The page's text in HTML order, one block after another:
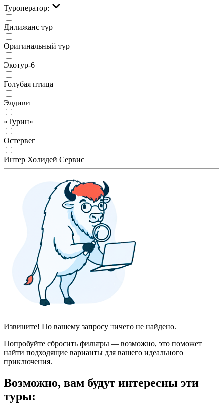
Туроператор:
Дилижанс тур
Оригинальный тур
Экотур-6
Голубая птица
Элдиви
«Турин»
Остервег
Интер Холидей Сервис
Извините! По вашему запросу ничего не найдено.
Попробуйте сбросить фильтры — возможно, это поможет
найти подходящие варианты для вашего идеального
приключения.
Возможно, вам будут интересны эти
туры: